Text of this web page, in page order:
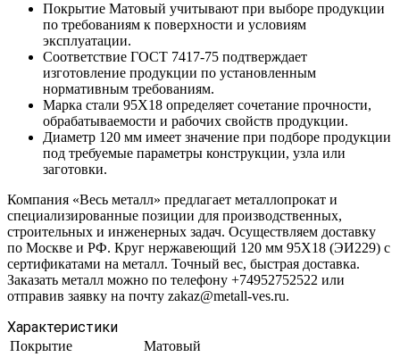
Покрытие Матовый учитывают при выборе продукции
по требованиям к поверхности и условиям
эксплуатации.
Соответствие ГОСТ 7417-75 подтверждает
изготовление продукции по установленным
нормативным требованиям.
Марка стали 95Х18 определяет сочетание прочности,
обрабатываемости и рабочих свойств продукции.
Диаметр 120 мм имеет значение при подборе продукции
под требуемые параметры конструкции, узла или
заготовки.
Компания «Весь металл» предлагает металлопрокат и
специализированные позиции для производственных,
строительных и инженерных задач. Осуществляем доставку
по Москве и РФ. Круг нержавеющий 120 мм 95Х18 (ЭИ229) с
сертификатами на металл. Точный вес, быстрая доставка.
Заказать металл можно по телефону +74952752522 или
отправив заявку на почту zakaz@metall-ves.ru.
Характеристики
Покрытие
Матовый